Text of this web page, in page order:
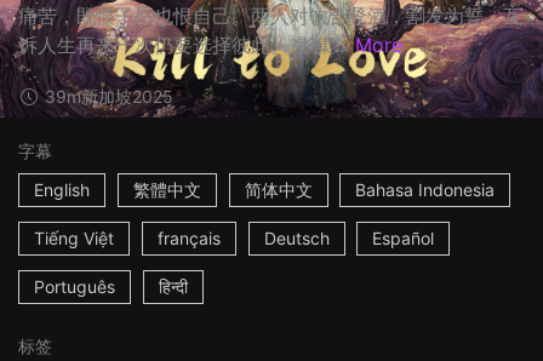
痛苦，既恨子昂也恨自己。两人对饮合卺酒，割发为誓，互
诉人生再来一次仍要选择彼此。 影集... More
39m新加坡2025
字幕
English
繁體中文 简体中文 Bahasa Indonesia
Tiếng Việt français Deutsch Español
Português हिन्दी
标签